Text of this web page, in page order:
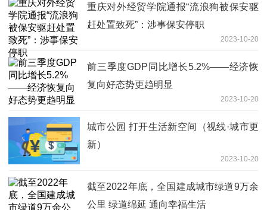
重庆对外经贸学院通报“流浪狗被保安驱
赶处置致死”：涉事保安停职
2023-10-20
前三季度GDP同比增长5.2%——经济恢
复向好态势更趋明显
2023-10-20
城市公园 打开生活新空间（视线·城市更
新）
2023-10-20
截至2022年底，全国建成城市绿道9万余
公里 绿道绵延 通向幸福生活